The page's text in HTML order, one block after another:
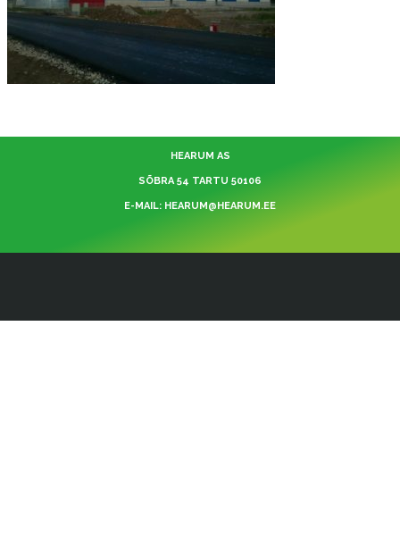
HEARUM AS
SÕBRA 54 TARTU 50106
E-MAIL: HEARUM@HEARUM.EE